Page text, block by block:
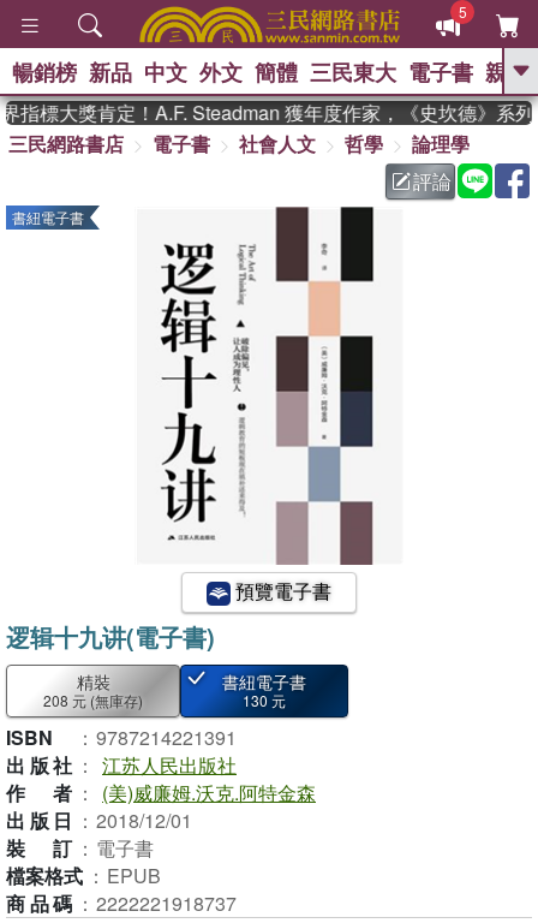
5
GO
熱搜： 東野圭吾 、 高希均教授回憶錄
父親節 、 如果歷
暑期推薦 、 國際布克
登輝時代
、
偉大的迷走神經
暢銷榜 新品 中文 外文 簡體 三民東大 電子書 親子
標大獎肯定！A.F. Steadman 獲年度作家，《史坎德》系列
三民網路書店
電子書 社會人文 哲學
論理學
評論
書紐電子書
預覽電子書
逻辑十九讲(電子書)
精裝
208 元 (無庫存)
書紐電子書
130 元
ISBN ： 9787214221391
出版社 ： 江苏人民出版社
作者 ：
(美)威廉姆.沃克.阿特金森
出版日 ： 2018/12/01
裝訂 ： 電子書
檔案格式 ： EPUB
商品碼 ： 2222221918737